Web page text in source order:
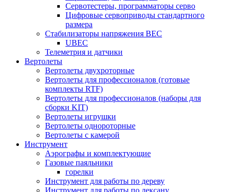
Сервотестеры, программаторы серво
Цифровые сервоприводы стандартного
размера
Стабилизаторы напряжения BEC
UBEC
Телеметрия и датчики
Вертолеты
Вертолеты двухроторные
Вертолеты для профессионалов (готовые
комплекты RTF)
Вертолеты для профессионалов (наборы для
сборки KIT)
Вертолеты игрушки
Вертолеты однороторные
Вертолеты с камерой
Инструмент
Аэрографы и комплектующие
Газовые паяльники
горелки
Инструмент для работы по дереву
Инструмент для работы по лексану